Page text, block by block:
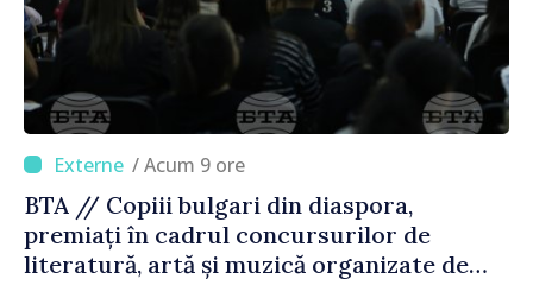
/ Acum 9 ore
BTA // Copiii bulgari din diaspora,
premiați în cadrul concursurilor de
literatură, artă și muzică organizate de